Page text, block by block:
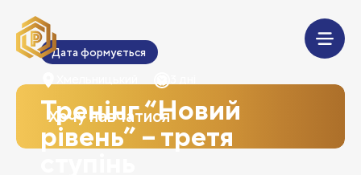
Дата формується
Тренінг “Новий
рівень” – третя
Хочу навчатися